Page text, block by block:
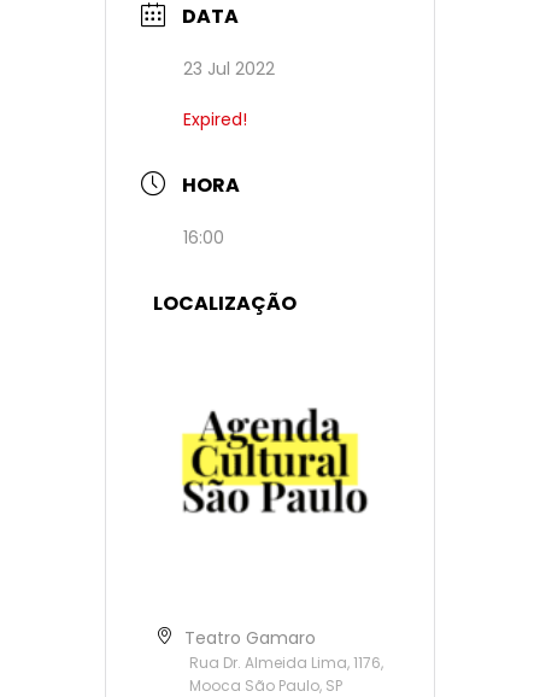
DATA
23 Jul 2022
Expired!
HORA
16:00
LOCALIZAÇÃO
Teatro Gamaro
Rua Dr. Almeida Lima, 1176,
Mooca São Paulo, SP